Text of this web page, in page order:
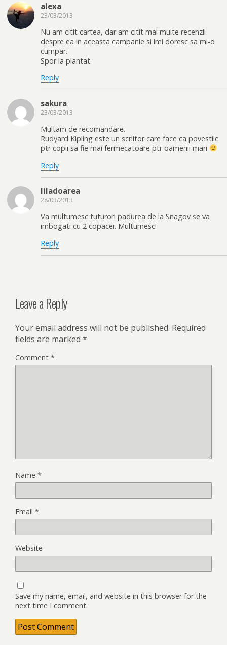
alexa
23/03/2013
Nu am citit cartea, dar am citit mai multe recenzii
despre ea in aceasta campanie si imi doresc sa mi-o
cumpar.
Spor la plantat.
Reply
sakura
23/03/2013
Multam de recomandare.
Rudyard Kipling este un scriitor care face ca povestile
ptr copii sa fie mai fermecatoare ptr oamenii mari
Reply
liladoarea
28/03/2013
Va multumesc tuturor! padurea de la Snagov se va
imbogati cu 2 copacei. Multumesc!
Reply
Leave a Reply
Your email address will not be published. Required
fields are marked *
Comment *
Name *
Email *
Website
Save my name, email, and website in this browser for the
next time I comment.